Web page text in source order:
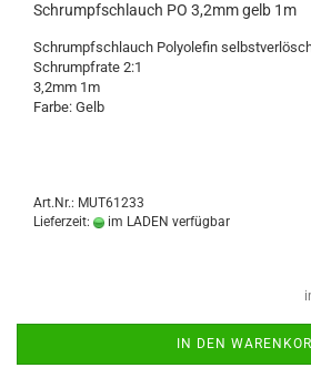
Schrumpfschlauch PO 3,2mm gelb 1m
Schrumpfschlauch Polyolefin
Schrumpfrate 2:1
3,2mm 1m
Farbe: Gelb
Art.Nr.: MUT61233
Lieferzeit:
im LADEN verfügbar
IN DEN